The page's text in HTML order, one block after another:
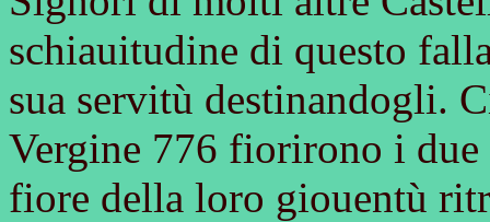
schiauitudine di questo
sua servitù destinandogli.
Vergine 776 fiorirono i
fiore della loro giouentù